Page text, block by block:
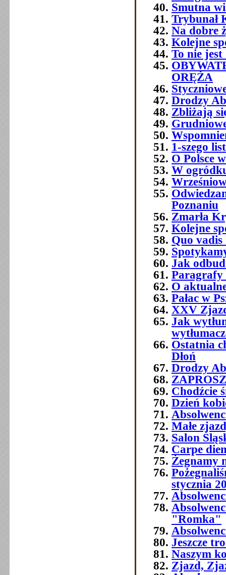
Smutna
Trybunał
Na dobre
Kolejne
To nie
ORĘŻA
Drodzy
Zbliżają
1-szego
O Polsce
W
Poznaniu
Zmarła
Kolejne
Quo vadis
Jak
Paragrafy
O
Pałac w
XXV
Jak
Ostatnia
Dłoń
Drodzy
Chodźcie
Dzień
Małe
Salon
Carpe
Żegnamy
stycznia
"Romka"
Jeszcze
Naszym
Zjazd,